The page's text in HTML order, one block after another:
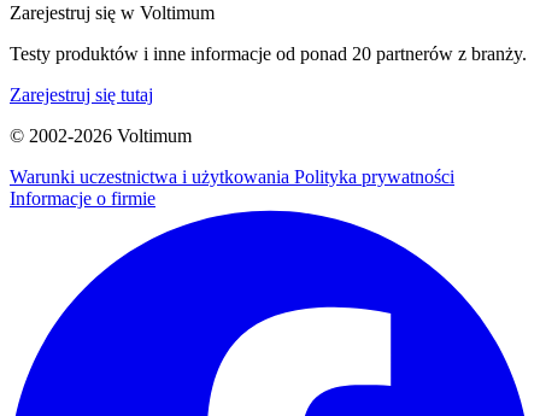
Zarejestruj się w Voltimum
Testy produktów i inne informacje od ponad 20 partnerów z branży.
Zarejestruj się tutaj
© 2002-2026 Voltimum
Warunki uczestnictwa i użytkowania Polityka prywatności
Informacje o firmie